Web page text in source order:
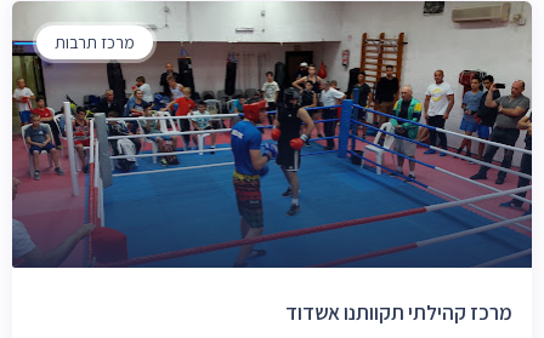
מרכז תרבות
מרכז קהילתי תקוותנו אשדוד